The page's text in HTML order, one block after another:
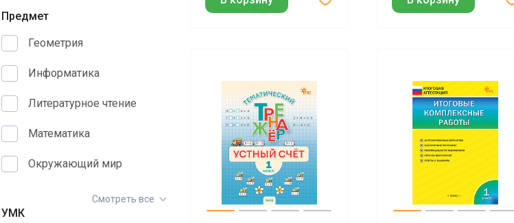
Предмет
Геометрия
Информатика
Литературное чтение
Математика
Окружающий мир
Смотреть все
УМК